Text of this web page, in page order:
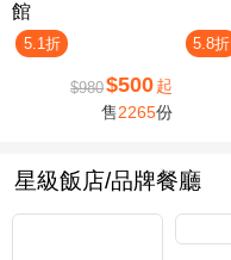
館
5.1折
$980$500 起
售2265份
5.8折
星級飯店/品牌餐廳